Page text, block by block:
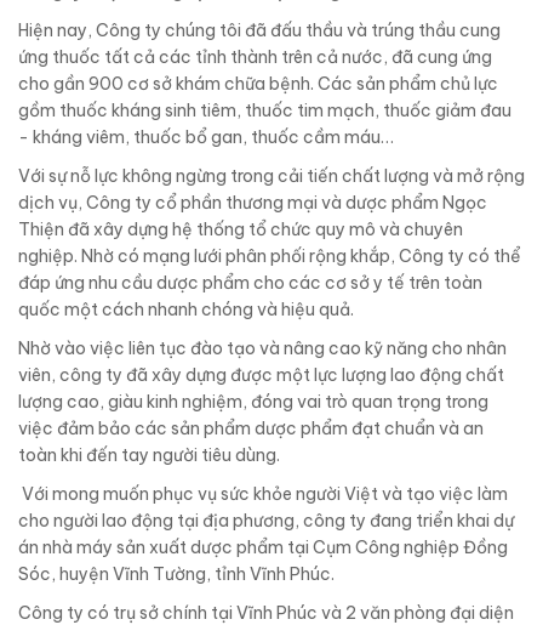
Hiện nay, Công ty chúng tôi đã đấu thầu và trúng thầu cung
ứng thuốc tất cả các tỉnh thành trên cả nước, đã cung ứng
cho gần 900 cơ sở khám chữa bệnh. Các sản phẩm chủ lực
gồm thuốc kháng sinh tiêm, thuốc tim mạch, thuốc giảm đau
- kháng viêm, thuốc bổ gan, thuốc cầm máu…
Với sự nỗ lực không ngừng trong cải tiến chất lượng và mở rộng
dịch vụ, Công ty cổ phần thương mại và dược phẩm Ngọc
Thiện đã xây dựng hệ thống tổ chức quy mô và chuyên
nghiệp. Nhờ có mạng lưới phân phối rộng khắp, Công ty có thể
đáp ứng nhu cầu dược phẩm cho các cơ sở y tế trên toàn
quốc một cách nhanh chóng và hiệu quả.
Nhờ vào việc liên tục đào tạo và nâng cao kỹ năng cho nhân
viên, công ty đã xây dựng được một lực lượng lao động chất
lượng cao, giàu kinh nghiệm, đóng vai trò quan trọng trong
việc đảm bảo các sản phẩm dược phẩm đạt chuẩn và an
toàn khi đến tay người tiêu dùng.
Với mong muốn phục vụ sức khỏe người Việt và tạo việc làm
cho người lao động tại địa phương, công ty đang triển khai dự
án nhà máy sản xuất dược phẩm tại Cụm Công nghiệp Đồng
Sóc, huyện Vĩnh Tường, tỉnh Vĩnh Phúc.
Công ty có trụ sở chính tại Vĩnh Phúc và 2 văn phòng đại diện